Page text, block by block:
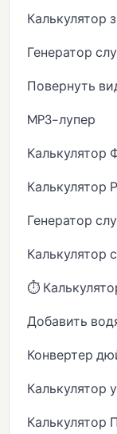
Калькулятор
Генератор
Повернуть
MP3-лупер
Калькулятор
Калькулятор
Генератор
Калькулятор
⏱️
Добавить
Конвертер
Калькулятор
Калькулятор